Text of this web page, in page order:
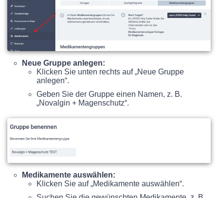
Neue Gruppe anlegen:
Klicken Sie unten rechts auf „Neue Gruppe
anlegen“.
Geben Sie der Gruppe einen Namen, z. B.
„Novalgin + Magenschutz“.
Medikamente auswählen:
Klicken Sie auf „Medikamente auswählen“.